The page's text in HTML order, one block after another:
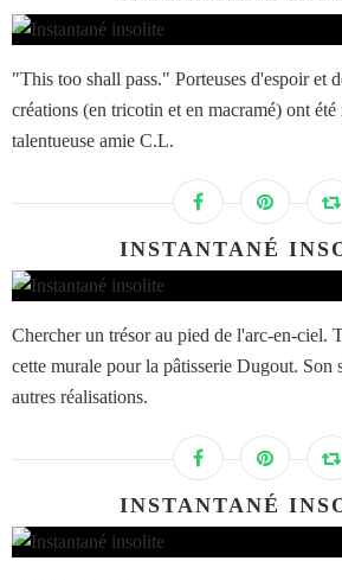
"This too shall pass." Porteuses d'espoir et
créations (en tricotin et en macramé) ont été
talentueuse amie C.L.
INSTANTANÉ
Chercher un trésor au pied de l'arc-en-ciel.
cette murale pour la pâtisserie Dugout. Son
autres réalisations.
INSTANTANÉ